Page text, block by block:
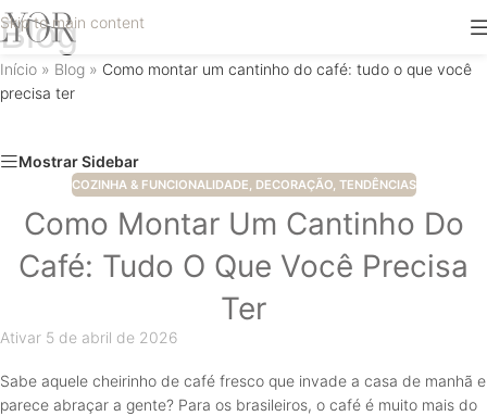
Skip to main content
Blog
Início » Blog » Como montar um cantinho do café: tudo o que você
precisa ter
Mostrar Sidebar
COZINHA & FUNCIONALIDADE, DECORAÇÃO, TENDÊNCIAS
Como Montar Um Cantinho Do
Café: Tudo O Que Você Precisa
Ter
Ativar 5 de abril de 2026
Sabe aquele cheirinho de café fresco que invade a casa de manhã e
parece abraçar a gente? Para os brasileiros, o café é muito mais do